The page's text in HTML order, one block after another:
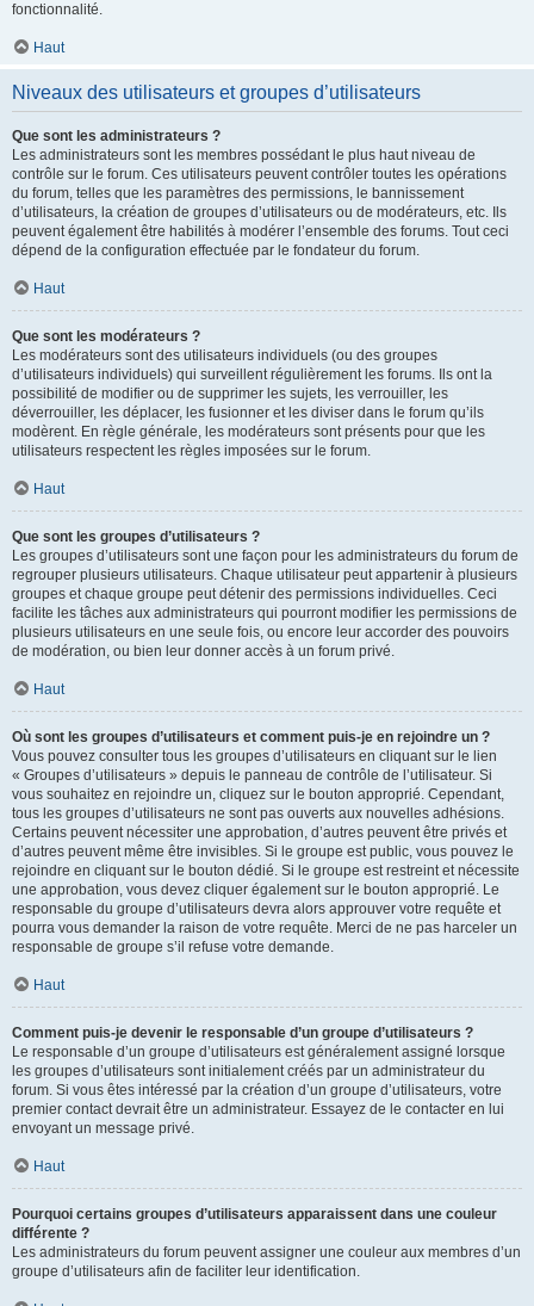
fonctionnalité.
Haut
Niveaux des utilisateurs et groupes d’utilisateurs
Que sont les administrateurs ?
Les administrateurs sont les membres possédant le plus haut niveau de
contrôle sur le forum. Ces utilisateurs peuvent contrôler toutes les opérations
du forum, telles que les paramètres des permissions, le bannissement
d’utilisateurs, la création de groupes d’utilisateurs ou de modérateurs, etc. Ils
peuvent également être habilités à modérer l’ensemble des forums. Tout ceci
dépend de la configuration effectuée par le fondateur du forum.
Haut
Que sont les modérateurs ?
Les modérateurs sont des utilisateurs individuels (ou des groupes
d’utilisateurs individuels) qui surveillent régulièrement les forums. Ils ont la
possibilité de modifier ou de supprimer les sujets, les verrouiller, les
déverrouiller, les déplacer, les fusionner et les diviser dans le forum qu’ils
modèrent. En règle générale, les modérateurs sont présents pour que les
utilisateurs respectent les règles imposées sur le forum.
Haut
Que sont les groupes d’utilisateurs ?
Les groupes d’utilisateurs sont une façon pour les administrateurs du forum de
regrouper plusieurs utilisateurs. Chaque utilisateur peut appartenir à plusieurs
groupes et chaque groupe peut détenir des permissions individuelles. Ceci
facilite les tâches aux administrateurs qui pourront modifier les permissions de
plusieurs utilisateurs en une seule fois, ou encore leur accorder des pouvoirs
de modération, ou bien leur donner accès à un forum privé.
Haut
Où sont les groupes d’utilisateurs et comment puis-je en rejoindre un ?
Vous pouvez consulter tous les groupes d’utilisateurs en cliquant sur le lien
« Groupes d’utilisateurs » depuis le panneau de contrôle de l’utilisateur. Si
vous souhaitez en rejoindre un, cliquez sur le bouton approprié. Cependant,
tous les groupes d’utilisateurs ne sont pas ouverts aux nouvelles adhésions.
Certains peuvent nécessiter une approbation, d’autres peuvent être privés et
d’autres peuvent même être invisibles. Si le groupe est public, vous pouvez le
rejoindre en cliquant sur le bouton dédié. Si le groupe est restreint et nécessite
une approbation, vous devez cliquer également sur le bouton approprié. Le
responsable du groupe d’utilisateurs devra alors approuver votre requête et
pourra vous demander la raison de votre requête. Merci de ne pas harceler un
responsable de groupe s’il refuse votre demande.
Haut
Comment puis-je devenir le responsable d’un groupe d’utilisateurs ?
Le responsable d’un groupe d’utilisateurs est généralement assigné lorsque
les groupes d’utilisateurs sont initialement créés par un administrateur du
forum. Si vous êtes intéressé par la création d’un groupe d’utilisateurs, votre
premier contact devrait être un administrateur. Essayez de le contacter en lui
envoyant un message privé.
Haut
Pourquoi certains groupes d’utilisateurs apparaissent dans une couleur
différente ?
Les administrateurs du forum peuvent assigner une couleur aux membres d’un
groupe d’utilisateurs afin de faciliter leur identification.